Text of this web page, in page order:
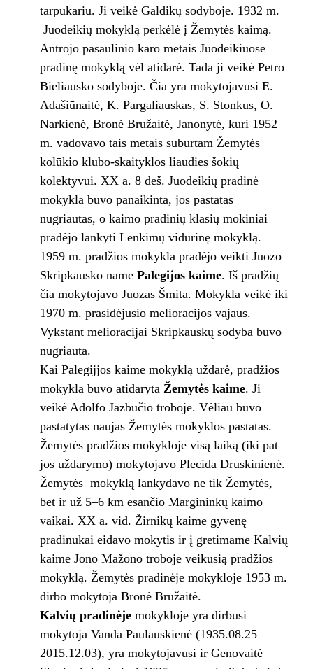
tarpukariu. Ji veikė Galdikų sodyboje. 1932 m.
Juodeikių mokyklą perkėlė į Žemytės kaimą.
Antrojo pasaulinio karo metais Juodeikiuose
pradinę mokyklą vėl atidarė. Tada ji veikė Petro
Bieliausko sodyboje. Čia yra mokytojavusi E.
Adašiūnaitė, K. Pargaliauskas, S. Stonkus, O.
Narkienė, Bronė Bružaitė, Janonytė, kuri 1952
m. vadovavo tais metais suburtam Žemytės
kolūkio klubo-skaityklos liaudies šokių
kolektyvui. XX a. 8 deš. Juodeikių pradinė
mokykla buvo panaikinta, jos pastatas
nugriautas, o kaimo pradinių klasių mokiniai
pradėjo lankyti Lenkimų vidurinę mokyklą.
1959 m. pradžios mokykla pradėjo veikti Juozo
Skripkausko name Palegijos kaime. Iš pradžių
čia mokytojavo Juozas Šmita. Mokykla veikė iki
1970 m. prasidėjusio melioracijos vajaus.
Vykstant melioracijai Skripkauskų sodyba buvo
nugriauta.
Kai Palegijjos kaime mokyklą uždarė, pradžios
mokykla buvo atidarytaŽemytės kaime. Ji
veikė Adolfo Jazbučio troboje. Vėliau buvo
pastatytas naujas Žemytės mokyklos pastatas.
Žemytės pradžios mokykloje visą laiką (iki pat
jos uždarymo) mokytojavo Plecida Druskinienė.
Žemytės mokyklą lankydavo ne tik Žemytės,
bet ir už 5–6 km esančio Margininkų kaimo
vaikai. XX a. vid. Žirnikų kaime gyvenę
pradinukai eidavo mokytis ir į gretimame Kalvių
kaime Jono Mažono troboje veikusią pradžios
mokyklą. Žemytės pradinėje mokykloje 1953 m.
dirbo mokytoja Bronė Bružaitė.
Kalvių pradinėjemokykloje yra dirbusi
mokytoja Vanda Paulauskienė (1935.08.25–
2015.12.03), yra mokytojavusi ir Genovaitė